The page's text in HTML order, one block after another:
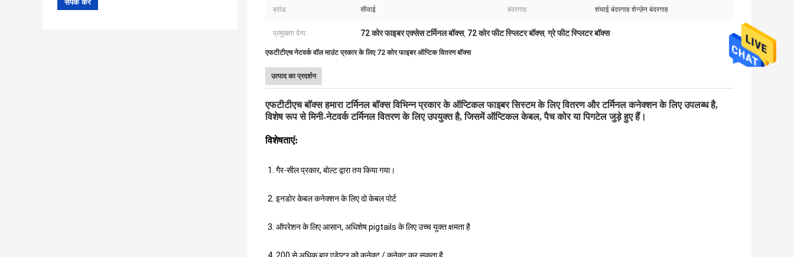
ब्रांड: सीवाई बंदरगाह: शंघाई बंदरगाह शेन्ज़ेन बंदरगाह
प्रमुखता देना: 72 कोर फाइबर एक्सेस टर्मिनल बॉक्स, 72 कोर फीट स्प्लिटर बॉक्स,ग्रे फीट स्प्लिटर बॉक्स
एफटीटीएच नेटवर्क वॉल माउंट प्रकार के लिए 72 कोर फाइबर ऑप्टिक वितरण बॉक्स
उत्पाद का प्रदर्शन
एफटीटीएच बॉक्स हमारा टर्मिनल बॉक्स विभिन्न प्रकार के ऑप्टिकल फाइबर सिस्टम के लिए वितरण और टर्मिनल कनेक्शन के लिए उपलब्ध है,
विशेष रूप से मिनी-नेटवर्क टर्मिनल वितरण के लिए उपयुक्त है, जिसमें ऑप्टिकल केबल, पैच कोर या पिगटेल जुड़े हुए हैं।
विशेषताएं:
1. गैर-सील प्रकार, बोल्ट द्वारा तय किया गया।
2. इनडोर केबल कनेक्शन के लिए दो केबल पोर्ट
3. ऑपरेशन के लिए आसान, अधिशेष pigtails के लिए उच्च युक्त क्षमता है